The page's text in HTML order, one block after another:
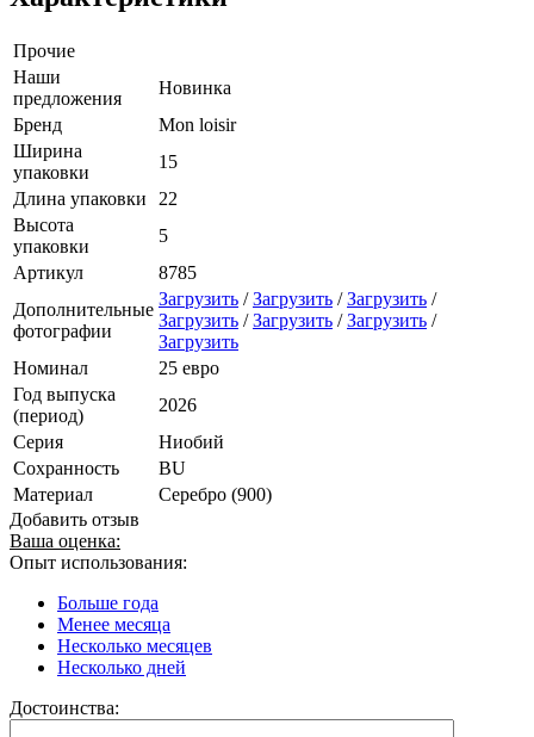
Прочие
Наши
предложения
Новинка
Бренд
Mon loisir
Ширина
упаковки
15
Длина упаковки
22
Высота
упаковки
5
Артикул
8785
Дополнительные
фотографии
Загрузить /Загрузить /Загрузить /
Загрузить /Загрузить /Загрузить /
Загрузить
Номинал
25 евро
Год выпуска
(период)
2026
Серия
Ниобий
Сохранность
BU
Материал
Серебро (900)
Добавить отзыв
Ваша оценка:
Опыт использования:
Больше года
Менее месяца
Несколько месяцев
Несколько дней
Достоинства: